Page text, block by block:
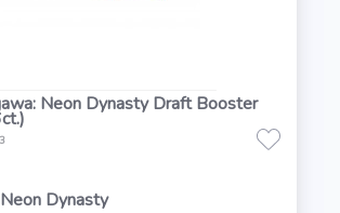
Neon Dynasty Draft Booster
Dynasty